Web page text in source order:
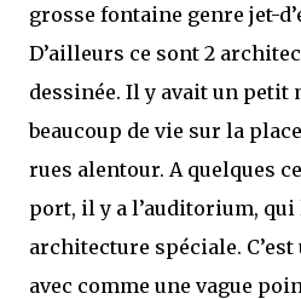
grosse fontaine genre jet-
D’ailleurs ce sont 2
dessinée. Il y avait un petit
beaucoup de vie sur la
rues alentour. A quelques
port, il y a l’auditorium, qui
architecture spéciale. C’est
avec comme une vague